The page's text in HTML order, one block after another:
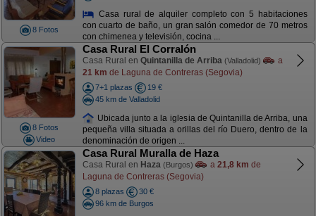
8 Fotos
Casa rural de alquiler completo con 5 habitaciones
con cuarto de baño, un gran salón comedor de 70 metros
con chimenea y televisión, cocina ...
8 Fotos
Video
Casa Rural El Corralón
Casa Rural en Quintanilla de Arriba (Valladolid)
a
21 km de Laguna de Contreras (Segovia)
7+1 plazas
19 €
45 km de Valladolid
Ubicada junto a la iglesia de Quintanilla de Arriba, una
pequeña villa situada a orillas del río Duero, dentro de la
denominación de origen ...
Casa Rural Muralla de Haza
Casa Rural en Haza (Burgos) a 21,8 km de
Laguna de Contreras (Segovia)
8 plazas
30 €
96 km de Burgos